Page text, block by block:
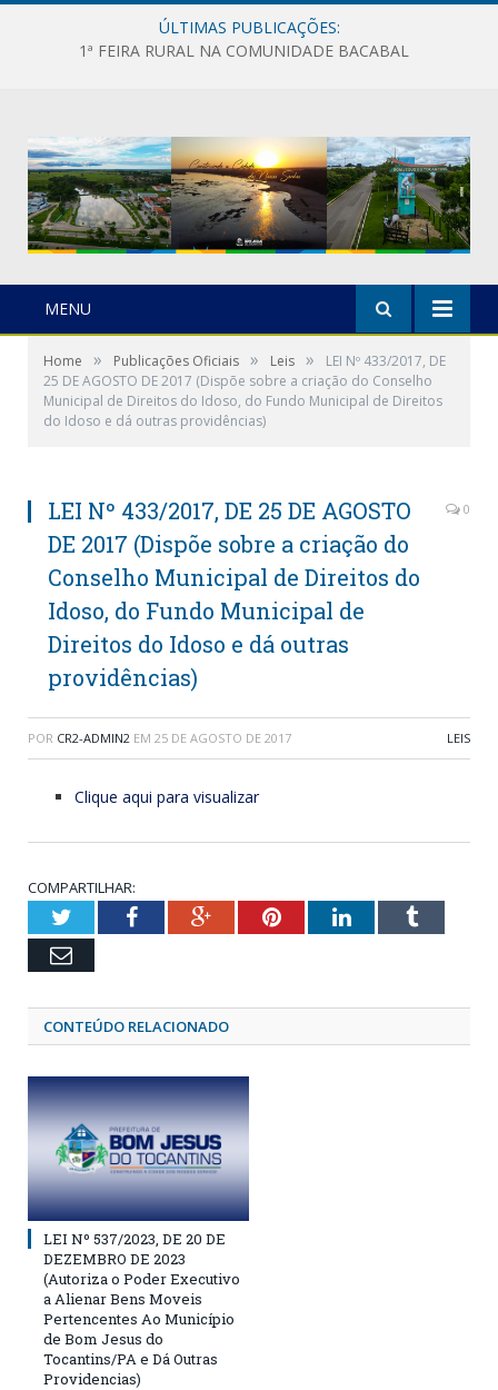
ÚLTIMAS PUBLICAÇÕES:
1ª FEIRA RURAL NA COMUNIDADE BACABAL
MENU
Home » Publicações Oficiais » Leis »
LEI Nº 433/2017, DE
25 DE AGOSTO DE 2017 (Dispõe sobre a criação do Conselho
Municipal de Direitos do Idoso, do Fundo Municipal de Direitos
do Idoso e dá outras providências)
LEI Nº 433/2017, DE 25 DE AGOSTO
DE 2017 (Dispõe sobre a criação do
Conselho Municipal de Direitos do
Idoso, do Fundo Municipal de
Direitos do Idoso e dá outras
providências)
0
POR CR2-ADMIN2 EM 25 DE AGOSTO DE 2017 LEIS
Clique aqui para visualizar
COMPARTILHAR:
TwitterFacebookGoogle+PinterestLinkedInTumblr
Email
CONTEÚDO RELACIONADO
LEI Nº 537/2023, DE 20 DE
DEZEMBRO DE 2023
(Autoriza o Poder Executivo
a Alienar Bens Moveis
Pertencentes Ao Município
de Bom Jesus do
Tocantins/PA e Dá Outras
Providencias)